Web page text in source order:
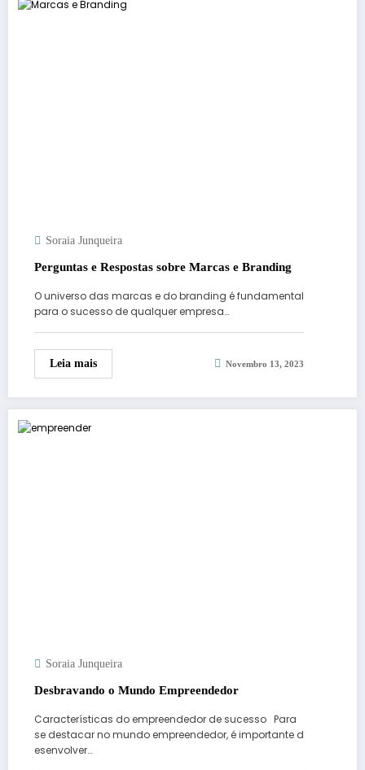
Soraia Junqueira
Perguntas e Respostas sobre Marcas e Branding
O universo das marcas e do branding é fundamental
para o sucesso de qualquer empresa…
Leia mais Novembro 13, 2023
Soraia Junqueira
Desbravando o Mundo Empreendedor
Características do empreendedor de sucesso Para
se destacar no mundo empreendedor, é importante d
esenvolver…